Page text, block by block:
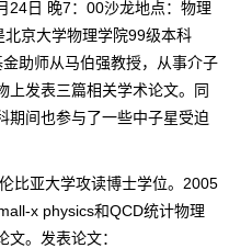
24日 晚7：00沙龙地点：物理
京大学物理学院99级本科
助师从马伯强教授，从事介子
上发表三篇相关学术论文。同
期间也参与了一些中子星受迫
比亚大学攻读博士学位。2005
x physics和QCD统计物理
。发表论文：